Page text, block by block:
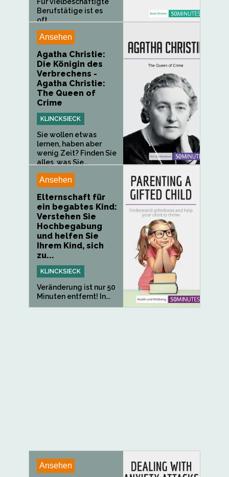
Berufstätige ist es
oft...
Ansehen
Agatha Christie:
Die Königin des
Verbrechens -
Agatha Christie:
The Queen of
Crime
KLINCKSIECK
Sie wollen etwas
lernen, haben aber
wenig Zeit? Finden Sie
alles, was Sie...
Ansehen
Elternschaft für
ein begabtes Kind:
Verstehen Sie
Hochbegabung
und helfen Sie
Ihrem Kind, sich
zu...
KLINCKSIECK
Veränderung ist nur 50
Minuten entfernt! In...
Ansehen